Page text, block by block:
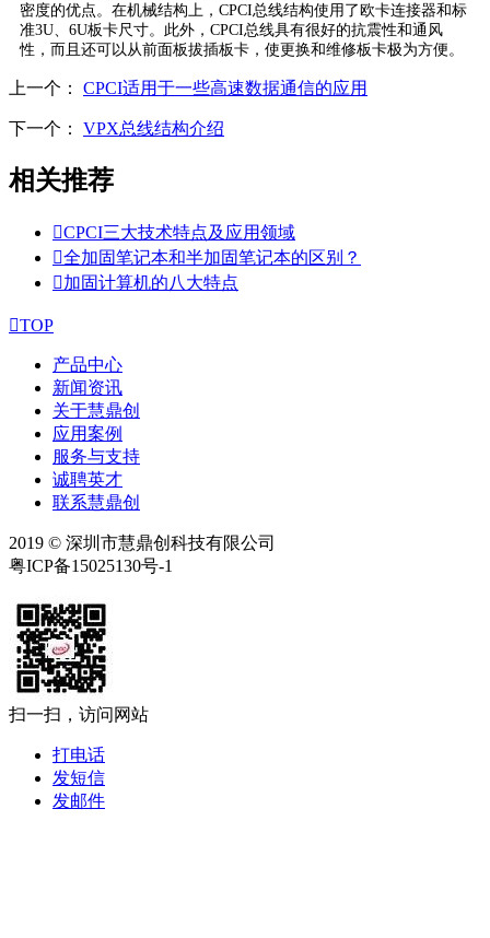
密度的优点。在机械结构上，CPCI总线结构使用了欧卡连接器和标
准3U、6U板卡尺寸。此外，CPCI总线具有很好的抗震性和通风
性，而且还可以从前面板拔插板卡，使更换和维修板卡极为方便。
上一个： CPCI适用于一些高速数据通信的应用
下一个： VPX总线结构介绍
相关推荐
CPCI三大技术特点及应用领域
全加固笔记本和半加固笔记本的区别？
加固计算机的八大特点
TOP
产品中心
新闻资讯
关于慧鼎创
应用案例
服务与支持
诚聘英才
联系慧鼎创
2019 © 深圳市慧鼎创科技有限公司
粤ICP备15025130号-1
扫一扫，访问网站
打电话
发短信
发邮件